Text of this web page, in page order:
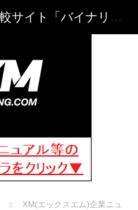
XM(エックスエム)企業ニュ